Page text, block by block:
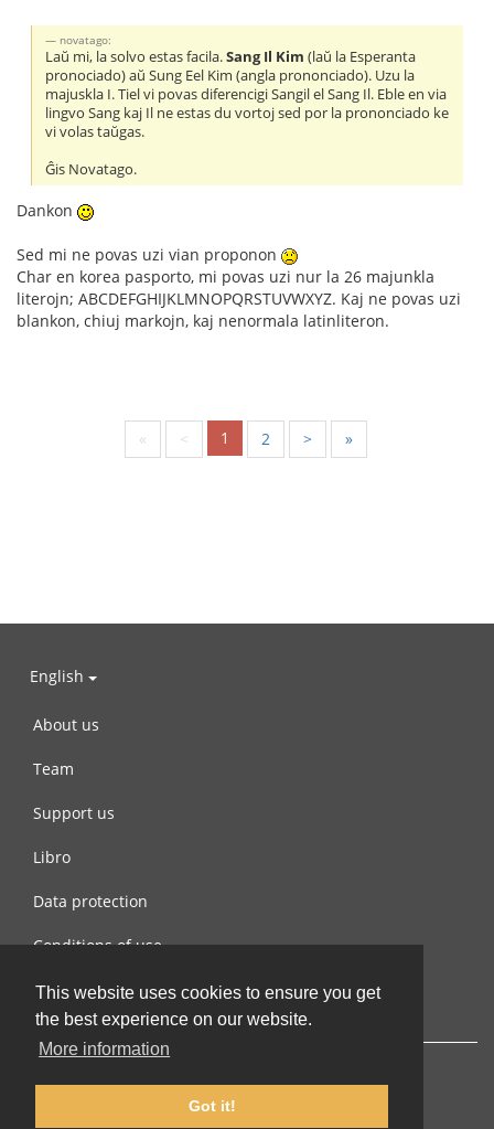
This website uses cookies to ensure you get
the best experience on our website.
More information
Got it!
novatago:
Laŭ mi, la solvo estas facila.Sang Il Kim (laŭ la Esperanta
pronociado) aŭ Sung Eel Kim (angla prononciado). Uzu la
majuskla I. Tiel vi povas diferencigi Sangil el Sang Il. Eble en via
lingvo Sang kaj Il ne estas du vortoj sed por la prononciado ke
vi volas taŭgas.
Ĝis Novatago.
Dankon
Sed mi ne povas uzi vian proponon
Char en korea pasporto, mi povas uzi nur la 26 majunkla
literojn; ABCDEFGHIJKLMNOPQRSTUVWXYZ. Kaj ne povas uzi
blankon, chiuj markojn, kaj nenormala latinliteron.
« < 1 2 > »
English
About us
Team
Support us
Libro
Data protection
Conditions of use
Contact us